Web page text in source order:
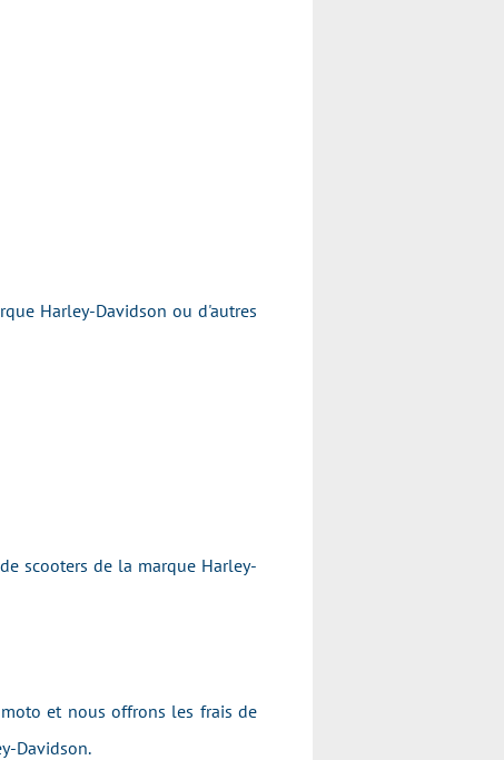
Harley-Davidson ou d'autres
scooters de la marque Harley-
et nous offrons les frais de
Davidson.